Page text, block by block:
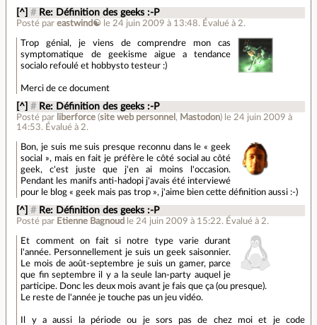
[^] # Re: Définition des geeks :-P
Posté pareastwind☯ le 24 juin 2009 à 13:48. Évalué à 2.
Trop génial, je viens de comprendre mon cas
symptomatique de geekisme aigue a tendance
socialo refoulé et hobbysto testeur :)
Merci de ce document
[^] # Re: Définition des geeks :-P
Posté par liberforce (site web personnel , Mastodon) le 24 juin 2009 à
14:53. Évalué à 2.
Bon, je suis me suis presque reconnu dans le « geek
social », mais en fait je préfère le côté social au côté
geek, c'est juste que j'en ai moins l'occasion.
Pendant les manifs anti-hadopi j'avais été interviewé
pour le blog « geek mais pas trop », j'aime bien cette définition aussi :-)
[^] # Re: Définition des geeks :-P
Posté par Etienne Bagnoud le 24 juin 2009 à 15:22. Évalué à 2.
Et comment on fait si notre type varie durant
l'année. Personnellement je suis un geek saisonnier.
Le mois de août-septembre je suis un gamer, parce
que fin septembre il y a la seule lan-party auquel je
participe. Donc les deux mois avant je fais que ça (ou presque).
Le reste de l'année je touche pas un jeu vidéo.
Il y a aussi la période ou je sors pas de chez moi et je code